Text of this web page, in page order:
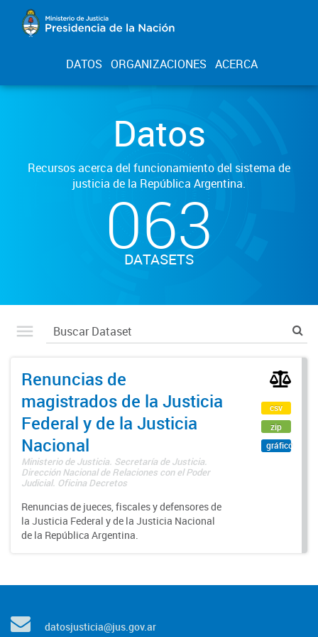
DATOS ORGANIZACIONES ACERCA
Datos
Recursos acerca del funcionamiento del sistema de
justicia de la República Argentina.
063
DATASETS
Renuncias de
magistrados de la Justicia
Federal y de la Justicia
Nacional
Ministerio de Justicia. Secretaría de Justicia.
Dirección Nacional de Relaciones con el Poder
Judicial. Oficina Decretos
Renuncias de jueces, fiscales y defensores de
la Justicia Federal y de la Justicia Nacional
de la República Argentina.
csv
zip
gráfico
datosjusticia@jus.gov.ar